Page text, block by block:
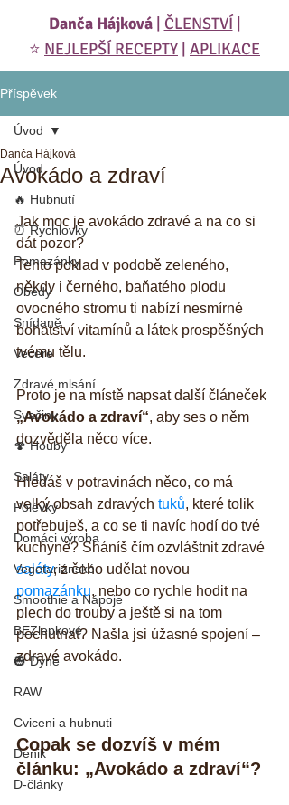
Danča Hájková| ČLENSTVÍ
⭐️ NEJLEPŠÍ RECEPTY APLIKACE
Příspěvek
Úvod
🔥 Hubnutí
⏰ Rychlovky
Pomazánky
Obědy
Snídaně
Večeře
Zdravé mlsání
Svačiny
🍄 Houby
Saláty
Polévky
Domáci výroba
Vegetariánské
Smoothie a Nápoje
BEZlepkové
🎃 Dýně
RAW
Cviceni a hubnuti
Denik
D-články
Úvod
Avokádo a zdraví
Danča Hájková
Jak moc je avokádo zdravé a na co si
dát pozor?
Tento poklad v podobě zeleného,
někdy i černého, baňatého plodu
ovocného stromu ti nabízí nesmírné
bohatství vitamínů a látek prospěšných
tvému tělu.
Proto je na místě napsat další článeček
„Avokádo a zdraví“, aby ses o něm
dozvěděla něco více.
Hledáš v potravinách něco, co má
velký obsah zdravých tuků, které tolik
potřebuješ, a co se ti navíc hodí do tvé
kuchyně? Sháníš čím ozvláštnit zdravé
saláty, z čeho udělat novou
pomazánku, nebo co rychle hodit na
plech do trouby a ještě si na tom
pochutnat? Našla jsi úžasné spojení –
zdravé avokádo.
Copak se dozvíš v mém
článku: „Avokádo a zdraví“?